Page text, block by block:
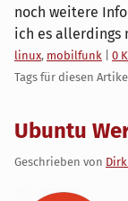
noch weitere
ich es allerdings
Kategorien:
linux, mobilfunk
0
Tags für diesen
Ubuntu
Geschrieben von